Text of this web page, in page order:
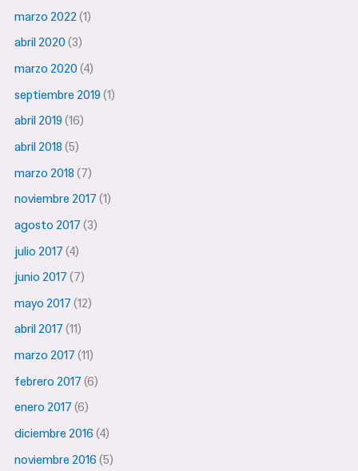
marzo 2022 (1)
abril 2020 (3)
marzo 2020 (4)
septiembre 2019 (1)
abril 2019 (16)
abril 2018 (5)
marzo 2018 (7)
noviembre 2017 (1)
agosto 2017 (3)
julio 2017 (4)
junio 2017 (7)
mayo 2017 (12)
abril 2017 (11)
marzo 2017 (11)
febrero 2017 (6)
enero 2017 (6)
diciembre 2016 (4)
noviembre 2016 (5)